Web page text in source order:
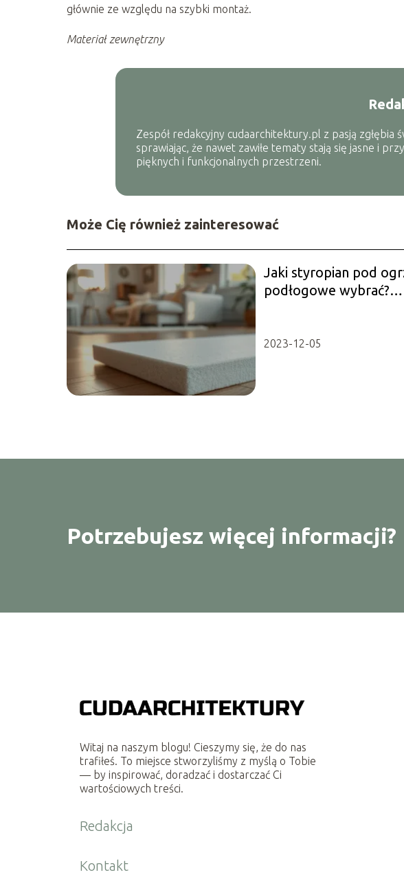
głównie ze względu na szybki montaż.
Materiał zewnętrzny
Zespół redakcyjny cudaarchitektury.pl z pasją
sprawiając, że nawet zawiłe tematy stają się jasne i
pięknych i funkcjonalnych przestrzeni.
Może Cię również zainteresować
Jaki styropian pod
podłogowe wybrać?
2023-12-05
Potrzebujesz więcej informacji?
Witaj na naszym blogu! Cieszymy się, że do nas
trafiłeś. To miejsce stworzyliśmy z myślą o Tobie
— by inspirować, doradzać i dostarczać Ci
wartościowych treści.
Redakcja
Kontakt